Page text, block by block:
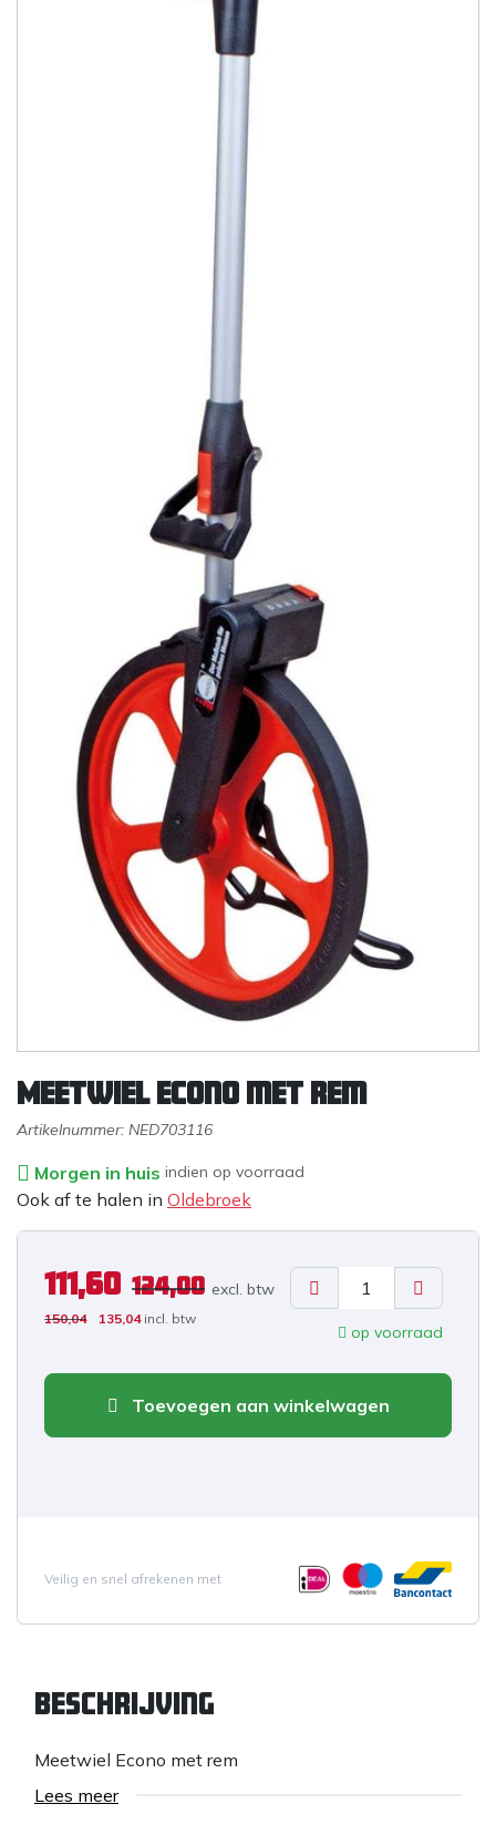
Meetwiel Econo met rem
Artikelnummer: NED703116
Morgen in huis indien op voorraad
Ook af te halen in Oldebroek
111,60 124,00 excl. btw
150,04 135,04 incl. btw
op voorraad
Toevoegen aan winkelwagen
Veilig en snel afrekenen met
Beschrijving
Meetwiel Econo met rem
Lees meer